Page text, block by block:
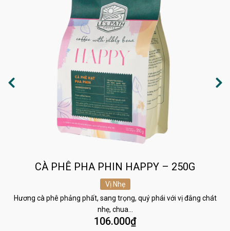
CÀ PHÊ PHA PHIN HAPPY – 250G
Vị Nhẹ
Hương cà phê phảng phất, sang trọng, quý phái với vị đắng chát
nhẹ, chua…
106.000₫